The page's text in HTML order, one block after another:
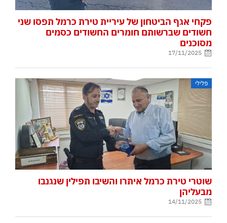
פקחי אגף הביטחון של עיריית טירת כרמל תפסו שני
חשודים שברשותם חומרים החשודים כסמים
מסוכנים
17/11/2025
פלילי
שוטרי טירת כרמל איתרו והשיבו תפילין שנגנבו
מבעליהן
14/11/2025